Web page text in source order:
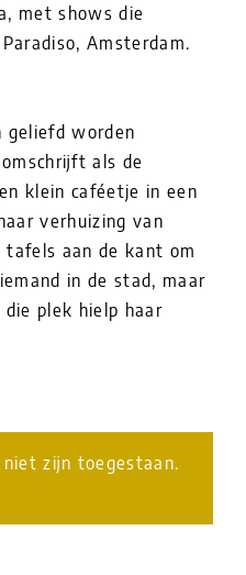
met shows die
Amsterdam.
geliefd worden
als de
klein caféetje in een
verhuizing van
tafels aan de kant om
in de stad, maar
plek hielp haar
zijn toegestaan.